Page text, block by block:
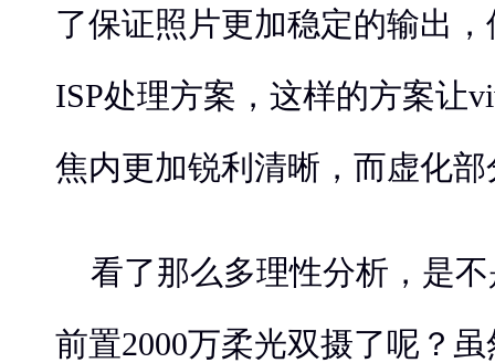
了保证照片更加稳定的输出
ISP处理方案，这样的方案让
焦内更加锐利清晰，而虚化
看了那么多理性分析，是
前置2000万柔光双摄了呢？